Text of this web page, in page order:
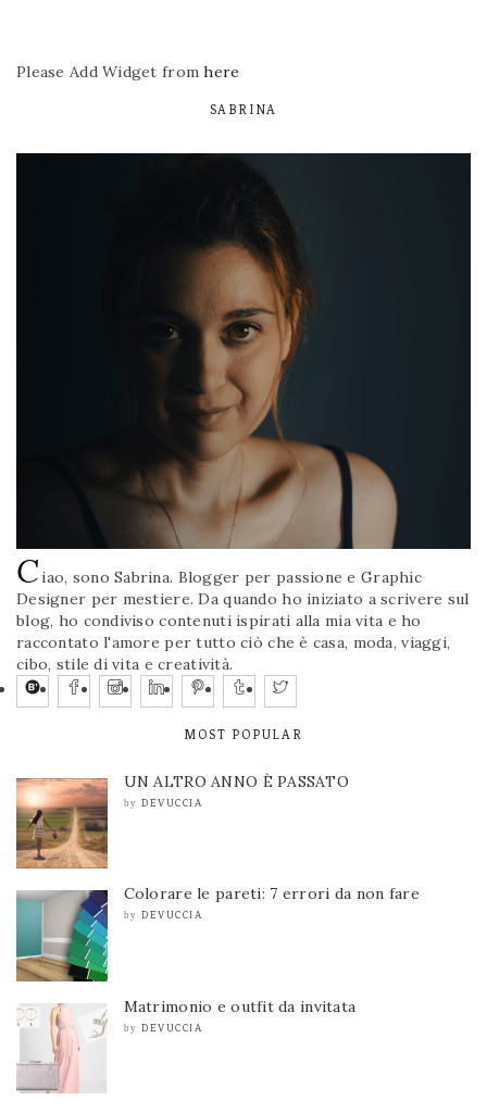
Please Add Widget fromhere
SABRINA
Ciao, sono Sabrina. Blogger per passione e Graphic
Designer per mestiere. Da quando ho iniziato a scrivere sul
blog, ho condiviso contenuti ispirati alla mia vita e ho
raccontato l'amore per tutto ciò che è casa, moda, viaggi,
cibo, stile di vita e creatività.
MOST POPULAR
UN ALTRO ANNO È PASSATO
by DEVUCCIA
Colorare le pareti: 7 errori da non fare
by DEVUCCIA
Matrimonio e outfit da invitata
by DEVUCCIA